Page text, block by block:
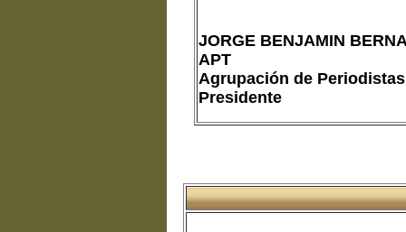
JORGE BENJAMIN
APT
Agrupación de
Presidente